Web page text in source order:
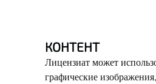
КОНТЕНТ
Лицензиат может
графические